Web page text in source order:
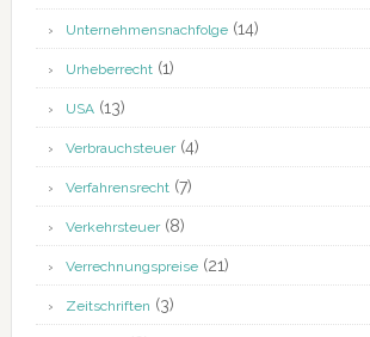
Unternehmensnachfolge(14)
Urheberrecht(1)
USA(13)
Verbrauchsteuer(4)
Verfahrensrecht(7)
Verkehrsteuer(8)
Verrechnungspreise(21)
Zeitschriften (3)